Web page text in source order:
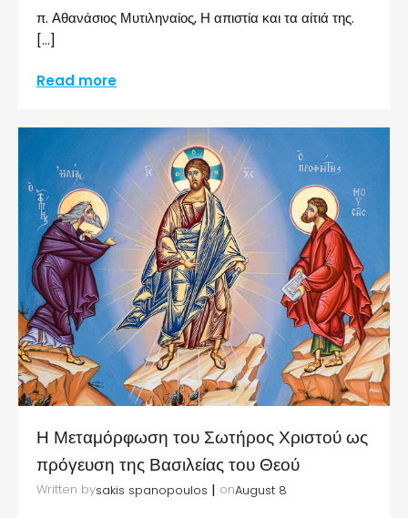
π. Αθανάσιος Μυτιληναίος, Η απιστία και τα αίτιά της.
[…]
Read more
Η Μεταμόρφωση του Σωτήρος Χριστού ως
πρόγευση της Βασιλείας του Θεού
Written bysakis spanopoulos | onAugust 8